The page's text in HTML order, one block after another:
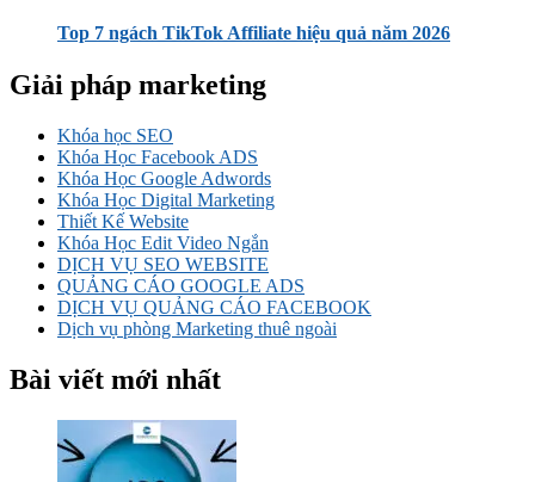
Top 7 ngách TikTok Affiliate hiệu quả năm 2026
Giải pháp marketing
Khóa học SEO
Khóa Học Facebook ADS
Khóa Học Google Adwords
Khóa Học Digital Marketing
Thiết Kế Website
Khóa Học Edit Video Ngắn
DỊCH VỤ SEO WEBSITE
QUẢNG CÁO GOOGLE ADS
DỊCH VỤ QUẢNG CÁO FACEBOOK
Dịch vụ phòng Marketing thuê ngoài
Bài viết mới nhất